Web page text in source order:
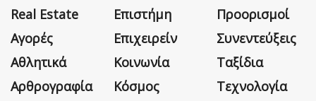
Real Estate
Αγορές
Αθλητικά
Αρθρογραφία
Επιστήμη
Επιχειρείν
Κοινωνία
Κόσμος
Προορισμοί
Συνεντεύξεις
Ταξίδια
Τεχνολογία